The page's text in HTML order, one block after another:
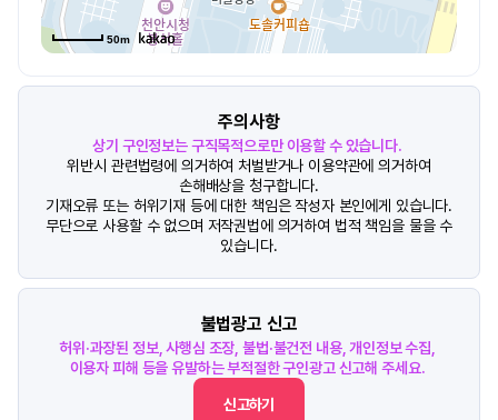
50m
주의사항
상기 구인정보는 구직목적으로만 이용할 수 있습니다.
위반시 관련법령에 의거하여 처벌받거나 이용약관에 의거하여
손해배상을 청구합니다.
기재오류 또는 허위기재 등에 대한 책임은 작성자 본인에게 있습니다.
무단으로 사용할 수 없으며 저작권법에 의거하여 법적 책임을 물을 수
있습니다.
불법광고 신고
허위·과장된 정보, 사행심 조장, 불법·불건전 내용, 개인정보 수집,
이용자 피해 등을 유발하는 부적절한 구인광고 신고해 주세요.
신고하기